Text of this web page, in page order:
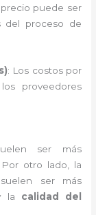
precio puede ser
del proceso de
: Los costos por
proveedores
ser más
. Por otro lado, la
ser más
la calidad del